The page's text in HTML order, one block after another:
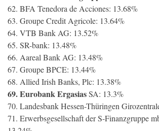
62. BFA Tenedora de Acciones: 13.68%
63. Groupe Credit Agricole: 13.64%
64. VTB Bank AG: 13.52%
65. SR-bank: 13.48%
66. Aareal Bank AG: 13.48%
67. Groupe BPCE: 13.44%
68. Allied Irish Banks, Plc: 13.38%
69. Eurobank ErgasiasSA: 13.3%
70. Landesbank Hessen-Thüringen
71. Erwerbsgesellschaft der S-Finanzgruppe